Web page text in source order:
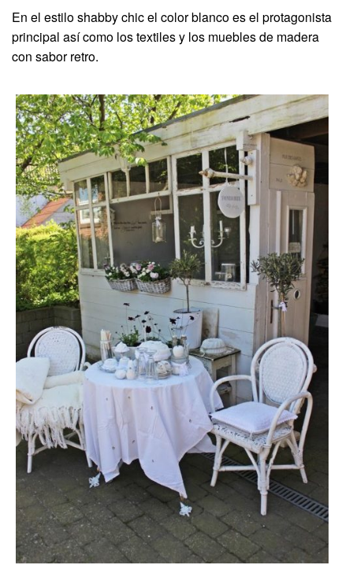
En el estilo shabby chic el color blanco es el protagonista
principal así como los textiles y los muebles de madera
con sabor retro.